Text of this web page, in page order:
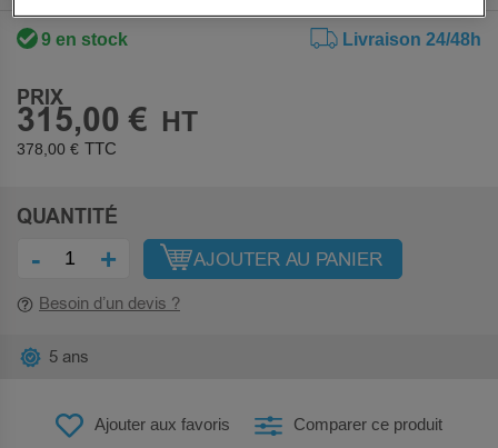
9 en stock Livraison 24/48h
PRIX
315,00 €
378,00 €
QUANTITÉ
- + AJOUTER AU PANIER
Besoin d’un devis ?
Ajouter aux favoris Comparer ce produit
5 ans